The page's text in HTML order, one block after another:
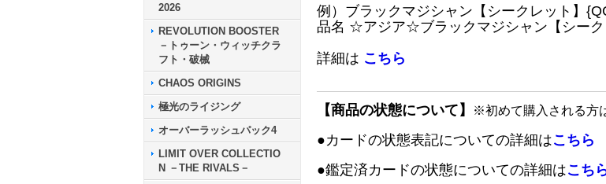
2026
REVOLUTION BOOSTER
－トゥーン・ウィッチクラ
フト・破械
CHAOS ORIGINS
極光のライジング
オーバーラッシュパック4
LIMIT OVER COLLECTIO
N －THE RIVALS－
例）ブラックマジシャン【シークレット】
品名 ☆アジア☆ブラックマジシャン【シーク
詳細は こちら
【商品の状態について】 ※初めて購入される方
●カードの状態表記についての詳細はこちら
●鑑定済カードの状態についての詳細はこち